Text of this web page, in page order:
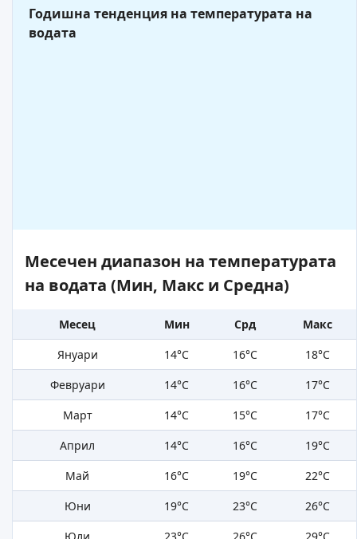
Годишна тенденция на температурата на
водата
Месечен диапазон на температурата
на водата (Мин, Макс и Средна)
Месец Мин Срд
Макс
Януари
14°C 16°C
18°C
Февруари
14°C 16°C
17°C
Март
14°C 15°C
17°C
Април
14°C 16°C
19°C
Май
16°C 19°C
22°C
Юни
19°C 23°C
26°C